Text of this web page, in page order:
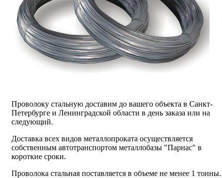
Проволоку стальную доставим до вашего объекта в Санкт-
Петербурге и Ленинградской области в день заказа или на
следующий.
Доставка всех видов металлопроката осуществляется
собственным автотранспортом металлобазы "Парнас" в
короткие сроки.
Проволока стальная поставляется в объеме не менее 1 тонны.